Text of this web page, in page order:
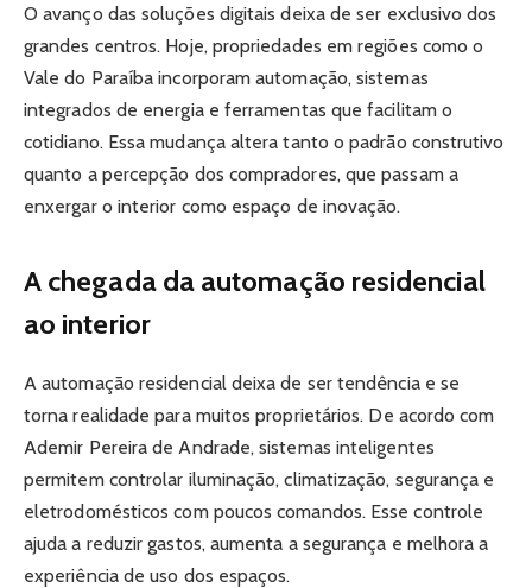
O avanço das soluções digitais deixa de ser exclusivo dos
grandes centros. Hoje, propriedades em regiões como o
Vale do Paraíba incorporam automação, sistemas
integrados de energia e ferramentas que facilitam o
cotidiano. Essa mudança altera tanto o padrão construtivo
quanto a percepção dos compradores, que passam a
enxergar o interior como espaço de inovação.
A chegada da automação residencial
ao interior
A automação residencial deixa de ser tendência e se
torna realidade para muitos proprietários. De acordo com
Ademir Pereira de Andrade, sistemas inteligentes
permitem controlar iluminação, climatização, segurança e
eletrodomésticos com poucos comandos. Esse controle
ajuda a reduzir gastos, aumenta a segurança e melhora a
experiência de uso dos espaços.